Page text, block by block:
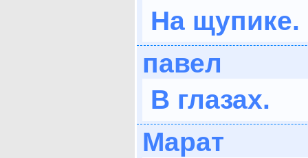
На щупике.
павел
В глазах.
Марат